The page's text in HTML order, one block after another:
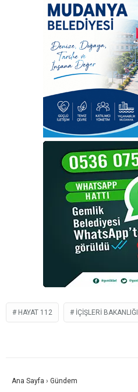
HAYAT 112 IÇIŞLERI BAKANLIĞI
Ana Sayfa › Gündem